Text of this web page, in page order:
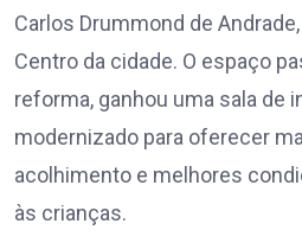
Carlos Drummond de
Centro da cidade. O espaço
reforma, ganhou uma sala de
modernizado para oferecer
acolhimento e melhores
às crianças.